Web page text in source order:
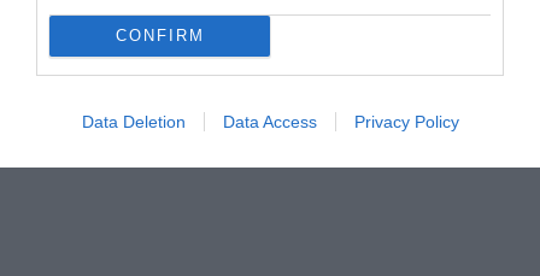
CONFIRM
Data Deletion Data Access Privacy Policy